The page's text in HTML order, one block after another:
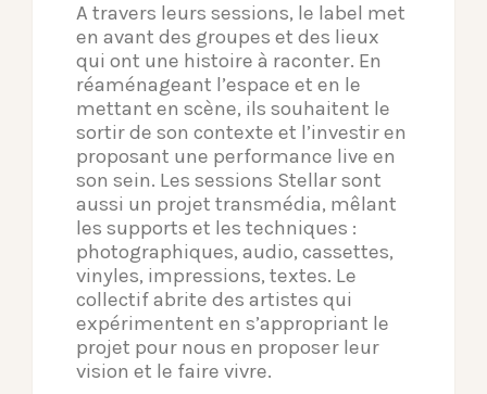
A travers leurs sessions, le label met
en avant des groupes et des lieux
qui ont une histoire à raconter. En
réaménageant l’espace et en le
mettant en scène, ils souhaitent le
sortir de son contexte et l’investir en
proposant une performance live en
son sein. Les sessions Stellar sont
aussi un projet transmédia, mêlant
les supports et les techniques :
photographiques, audio, cassettes,
vinyles, impressions, textes. Le
collectif abrite des artistes qui
expérimentent en s’appropriant le
projet pour nous en proposer leur
vision et le faire vivre.